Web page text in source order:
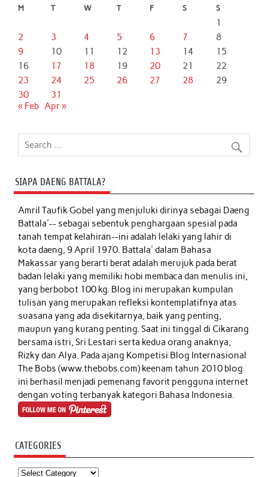
M T W T F S S
1
2
3 4 5 6 7
8
9
10 11 12 13 14
15
16
17 18 19 20 21
22
23
24 25 26 27 28
29
30
31
« Feb Apr »
SIAPA DAENG BATTALA?
Amril Taufik Gobelyang menjuluki dirinya sebagai Daeng
Battala'-- sebagai sebentuk penghargaan spesial pada
tanah tempat kelahiran--ini adalah lelaki yang lahir di
kota daeng, 9 April 1970. Battala' dalam Bahasa
Makassar yang berarti berat adalah merujuk pada berat
badan lelaki yang memiliki hobi membaca dan menulis ini,
yang berbobot 100 kg. Blog ini merupakan kumpulan
tulisan yang merupakan refleksi kontemplatifnya atas
suasana yang ada disekitarnya, baik yang penting,
maupun yang kurang penting. Saat ini tinggal di Cikarang
bersama istri, Sri Lestari serta kedua orang anaknya,
Rizky dan Alya. Pada ajang Kompetisi Blog Internasional
The Bobs (www.thebobs.com) keenam tahun 2010 blog
ini berhasil menjadi pemenang favorit pengguna internet
dengan voting terbanyak kategori Bahasa Indonesia.
CATEGORIES
Categories